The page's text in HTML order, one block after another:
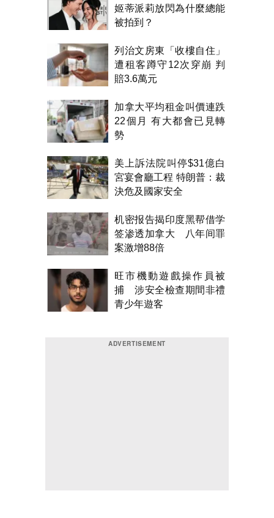
姬蒂派莉放閃為什麼總能
被拍到？
列治文房東「收樓自住」
遭租客蹲守12次穿崩 判
賠3.6萬元
加拿大平均租金叫價連跌
22個月 有大都會已見轉
勢
美上訴法院叫停$31億白
宮宴會廳工程 特朗普：裁
決危及國家安全
机密报告揭印度黑帮借学
签渗透加拿大 八年间罪
案激增88倍
旺市機動遊戲操作員被
捕 涉安全檢查期間非禮
青少年遊客